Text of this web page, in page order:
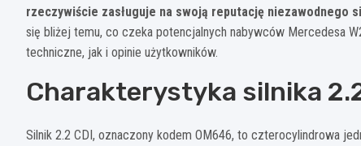
rzeczywiście zasługuje na swoją reputację niezawodnego
się bliżej temu, co czeka potencjalnych nabywców Mercedesa
techniczne, jak i opinie użytkowników.
Charakterystyka silnika
Silnik 2.2 CDI, oznaczony kodem OM646, to czterocylindrowa